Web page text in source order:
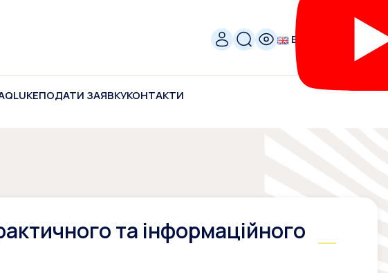
ENG
LUKEПОДАТИ ЗАЯВКУКОНТАКТИ
та інформаційного